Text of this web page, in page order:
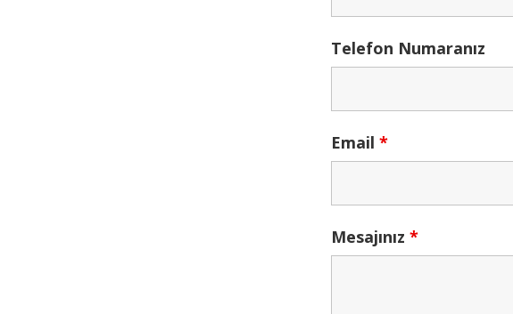
Telefon Numaranız
Email *
Mesajınız *